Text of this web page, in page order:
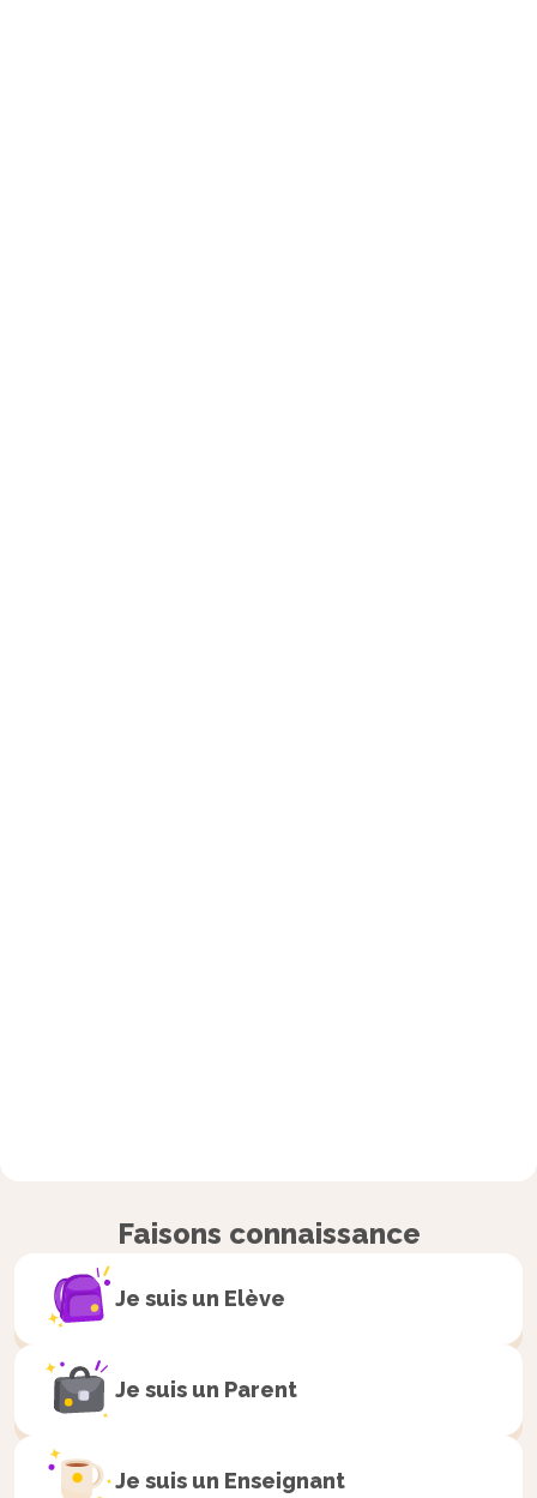
Faisons connaissance
Je suis un Elève
Je suis un Parent
Je suis un Enseignant